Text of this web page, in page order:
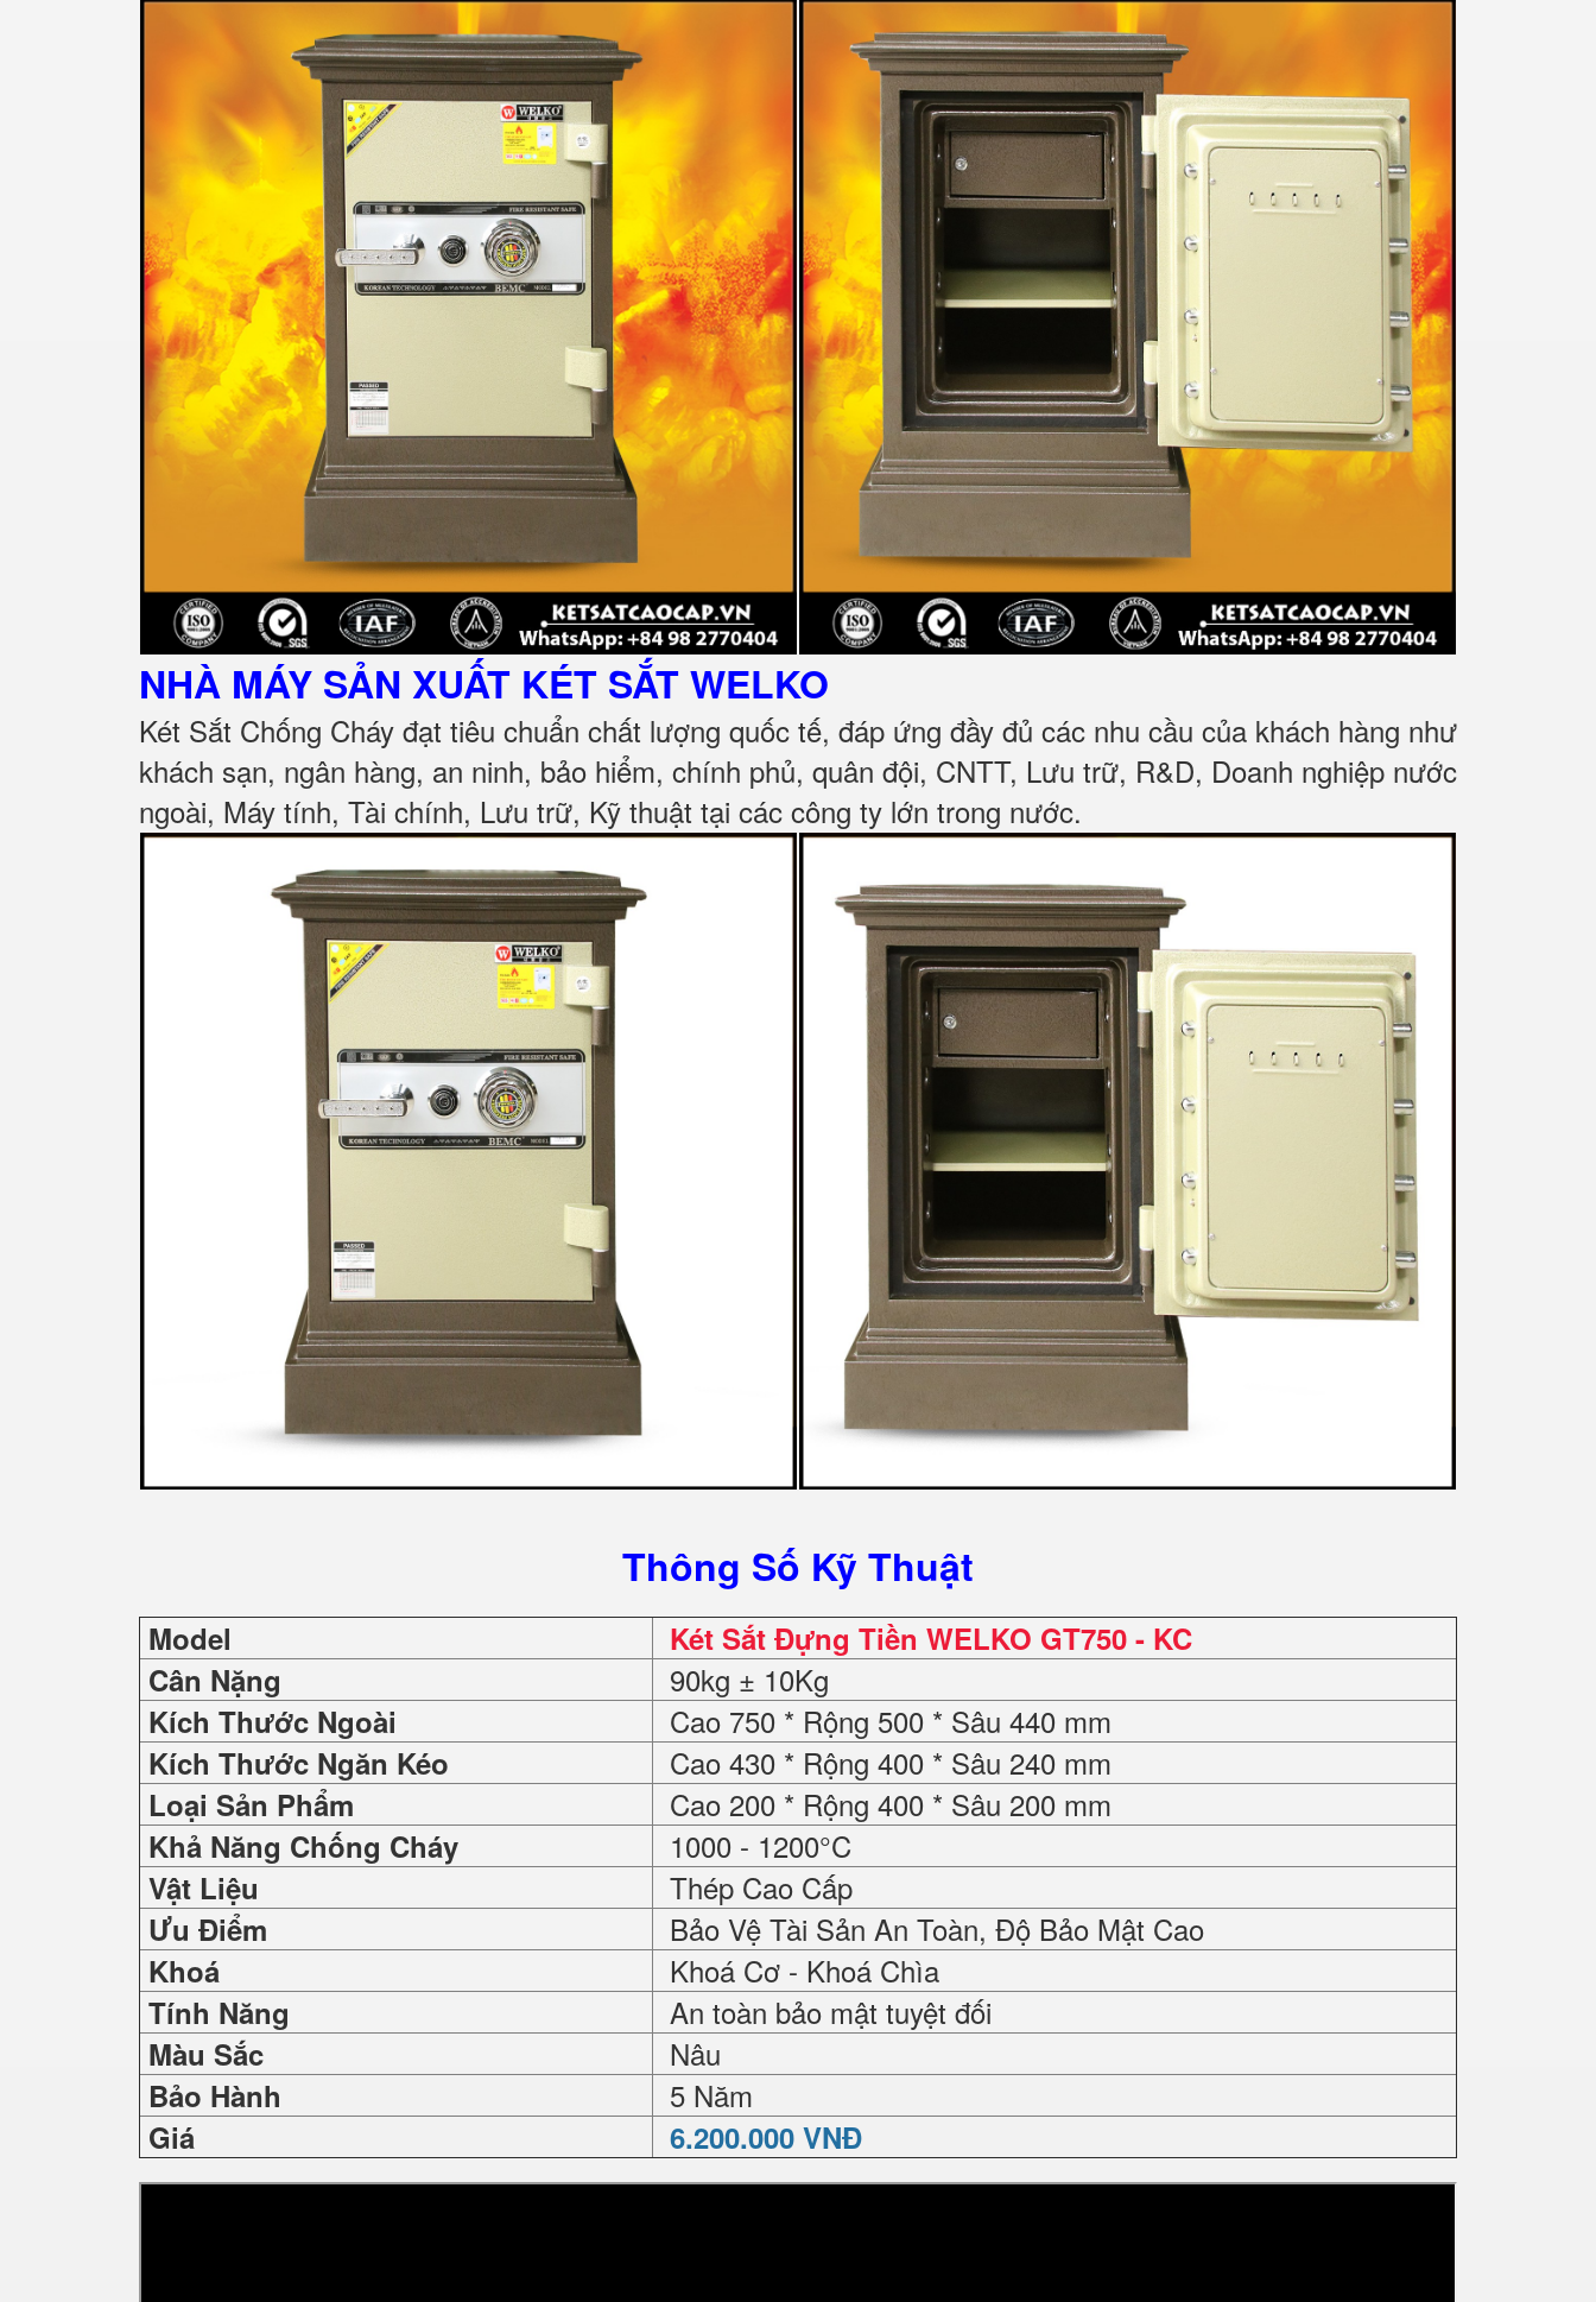
NHÀ MÁY SẢN XUẤT KÉT SẮTWELKO
Két Sắt Chống Cháy đạt tiêu chuẩn chất lượng quốc tế, đáp ứng đầy đủ các nhu cầu của khách hàng như
khách sạn, ngân hàng, an ninh, bảo hiểm, chính phủ, quân đội, CNTT, Lưu trữ, R&D, Doanh nghiệp nước
ngoài, Máy tính, Tài chính, Lưu trữ, Kỹ thuật tại các công ty lớn trong nước.
Thông Số Kỹ Thuật
Model
Két Sắt Đựng Tiền WELKO GT750 - KC
Cân Nặng
90kg ± 10Kg
Kích Thước Ngoài Cao 750 * Rộng 500 * Sâu 440 mm
Kích Thước Ngăn Kéo Cao 430 * Rộng 400 * Sâu 240 mm
Loại Sản Phẩm Cao 200 * Rộng 400 * Sâu 200 mm
Khả Năng Chống Cháy 1000 - 1200°C
Vật Liệu Thép Cao Cấp
Ưu Điểm Bảo Vệ Tài Sản An Toàn, Độ Bảo Mật Cao
Khoá Khoá Cơ - Khoá Chìa
Tính Năng An toàn bảo mật tuyệt đối
Màu Sắc Nâu
Bảo Hành 5 Năm
Giá 6.200.000 VNĐ